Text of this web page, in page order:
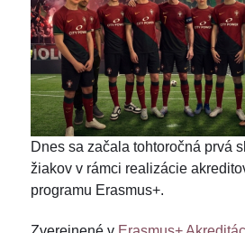
Dnes sa začala tohtoročná prvá
žiakov v rámci realizácie
programu Erasmus+.